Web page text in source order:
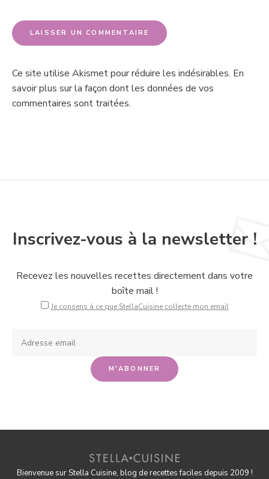
Ce site utilise Akismet pour réduire les indésirables. En
savoir plus sur la façon dont les données de vos
commentaires sont traitées.
Inscrivez-vous à la newsletter !
Recevez les nouvelles recettes directement dans votre
boîte mail !
Je consens à ce que StellaCuisine collecte mon email
Bienvenue sur Stella Cuisine, blog de recettes faciles depuis 2009 !